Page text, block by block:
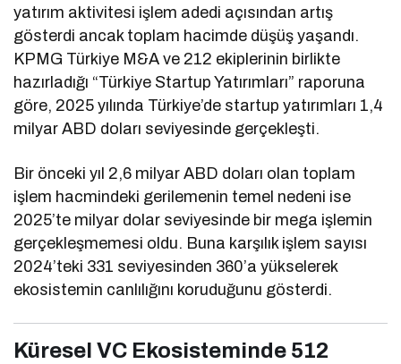
yatırım aktivitesi işlem adedi açısından artış
gösterdi ancak toplam hacimde düşüş yaşandı.
KPMG Türkiye M&A ve 212 ekiplerinin birlikte
hazırladığı “Türkiye Startup Yatırımları” raporuna
göre, 2025 yılında Türkiye’de startup yatırımları 1,4
milyar ABD doları seviyesinde gerçekleşti.
Bir önceki yıl 2,6 milyar ABD doları olan toplam
işlem hacmindeki gerilemenin temel nedeni ise
2025’te milyar dolar seviyesinde bir mega işlemin
gerçekleşmemesi oldu. Buna karşılık işlem sayısı
2024’teki 331 seviyesinden 360’a yükselerek
ekosistemin canlılığını koruduğunu gösterdi.
Küresel VC Ekosisteminde 512